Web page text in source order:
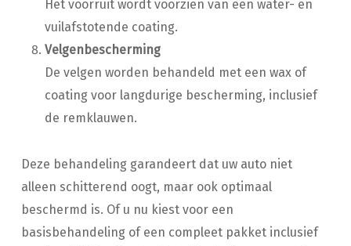
Het voorruit wordt voorzien van een water- en
vuilafstotende coating.
Velgenbescherming
De velgen worden behandeld met een wax of
coating voor langdurige bescherming, inclusief
de remklauwen.
Deze behandeling garandeert dat uw auto niet
alleen schitterend oogt, maar ook optimaal
beschermd is. Of u nu kiest voor een
basisbehandeling of een compleet pakket inclusief